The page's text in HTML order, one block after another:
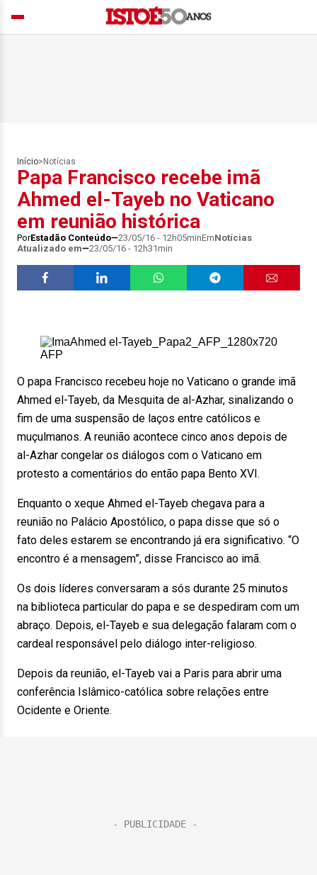
Início> Notícias
Papa Francisco recebe imã
Ahmed el-Tayeb no Vaticano
em reunião histórica
PorEstadão Conteúdo 23/05/16 - 12h05minEmNotícias
Atualizado em
23/05/16 - 12h31min
AFP
O papa Francisco recebeu hoje no Vaticano o grande imã
Ahmed el-Tayeb, da Mesquita de al-Azhar, sinalizando o
fim de uma suspensão de laços entre católicos e
muçulmanos. A reunião acontece cinco anos depois de
al-Azhar congelar os diálogos com o Vaticano em
protesto a comentários do então papa Bento XVI.
Enquanto o xeque Ahmed el-Tayeb chegava para a
reunião no Palácio Apostólico, o papa disse que só o
fato deles estarem se encontrando já era significativo. “O
encontro é a mensagem”, disse Francisco ao imã.
Os dois líderes conversaram a sós durante 25 minutos
na biblioteca particular do papa e se despediram com um
abraço. Depois, el-Tayeb e sua delegação falaram com o
cardeal responsável pelo diálogo inter-religioso.
Depois da reunião, el-Tayeb vai a Paris para abrir uma
conferência Islâmico-católica sobre relações entre
Ocidente e Oriente.